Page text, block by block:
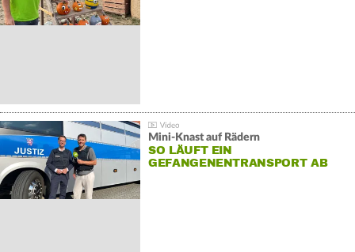
Mini-Knast auf Rädern
SO LÄUFT EIN
GEFANGENENTRANSPORT AB